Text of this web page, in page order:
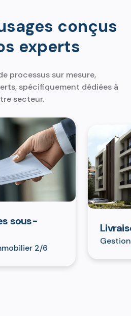
conçus
experts
processus sur mesure,
spécifiquement dédiées à
secteur.
2/6
Livraison
Gestion